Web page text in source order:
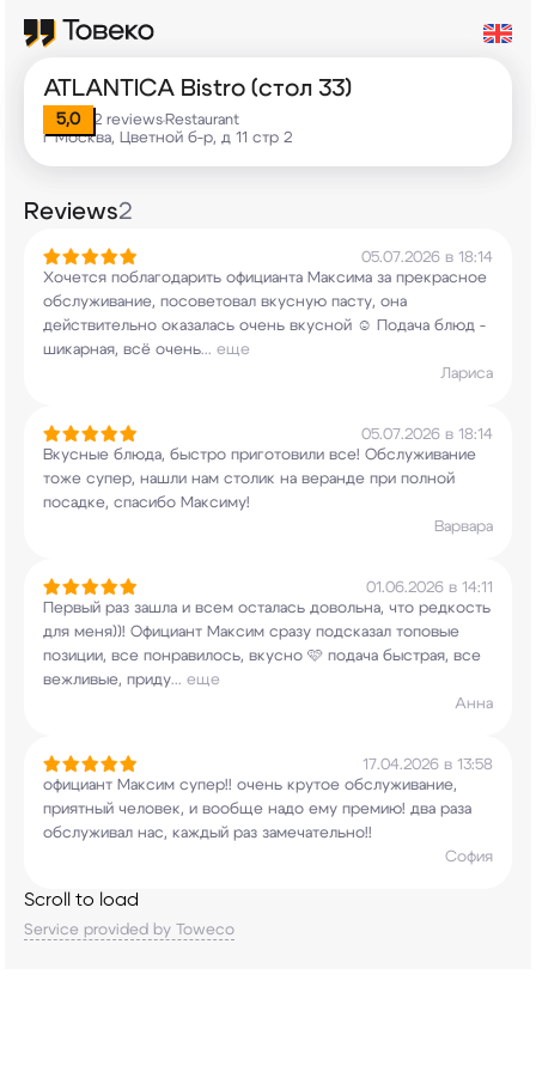
ATLANTICA Bistro (стол 33)
5,0 2 reviews•Restaurant
г Москва, Цветной б-р, д 11 стр 2
Reviews2
05.07.2026 в 18:14
Хочется поблагодарить официанта Максима за прекрасное
обслуживание, посоветовал вкусную пасту, она
действительно оказалась очень вкусной ☺️ Подача блюд -
шикарная, всё очень... еще
Лариса
05.07.2026 в 18:14
Вкусные блюда, быстро приготовили все! Обслуживание
тоже супер, нашли нам столик на веранде при полной
посадке, спасибо Максиму!
Варвара
01.06.2026 в 14:11
Первый раз зашла и всем осталась довольна, что редкость
для меня))! Официант Максим сразу подсказал топовые
позиции, все понравилось, вкусно 🩷 подача быстрая, все
вежливые, приду... еще
Анна
17.04.2026 в 13:58
официант Максим супер!! очень крутое обслуживание,
приятный человек, и вообще надо ему премию! два раза
обслуживал нас, каждый раз замечательно!!
София
Scroll to load
Service provided by Toweco